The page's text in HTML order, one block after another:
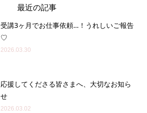
最近の記事
受講3ヶ月でお仕事依頼…！うれしいご報告
♡
2026.03.30
応援してくださる皆さまへ、大切なお知ら
せ
2026.03.02